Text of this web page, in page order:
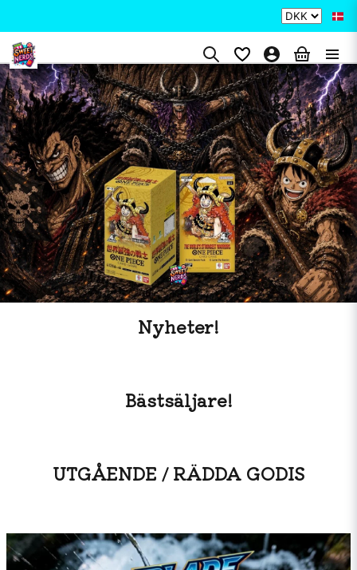
Nyheter!
Bästsäljare!
UTGÅENDE / RÄDDA GODIS